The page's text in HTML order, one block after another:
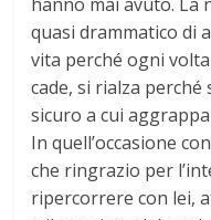
quasi drammatico di
vita perché ogni
cade, si rialza perché
sicuro a cui
In quell’occasione
che ringrazio per
ripercorrere con lei,